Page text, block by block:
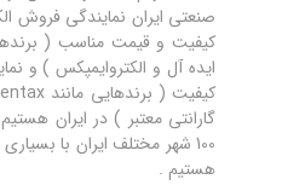
صنعتی ایران نمایندگی فروش
ایده آل و الکتروایمپکس ) و
گارانتی معتبر ) در ایران
100 شهر مختلف ایران با
هستیم .